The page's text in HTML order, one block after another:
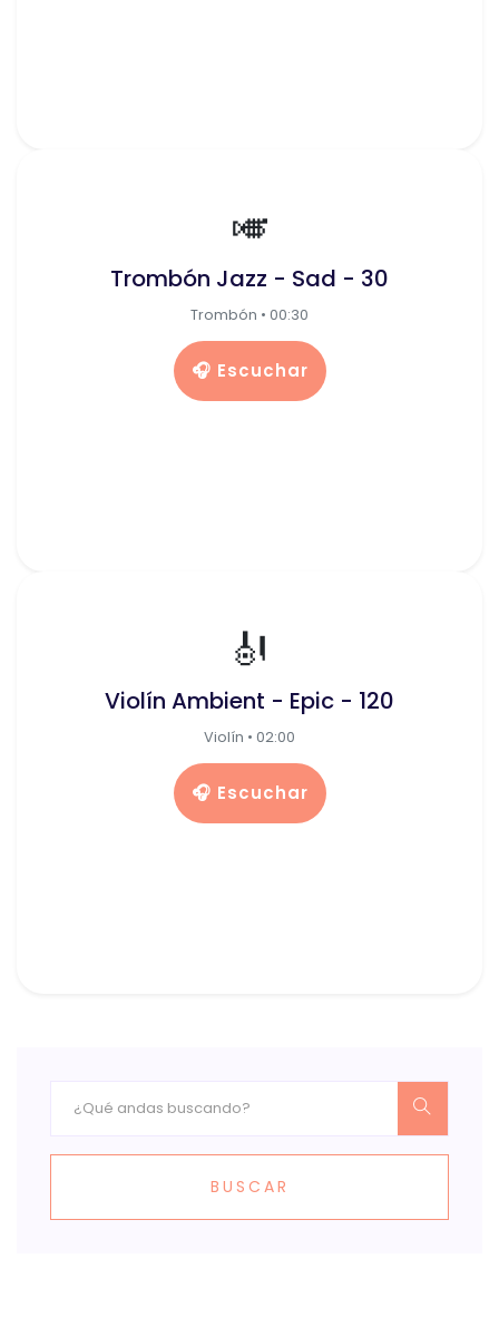
🎺
Trombón Jazz - Sad - 30
Trombón • 00:30
🎧 Escuchar
🎻
Violín Ambient - Epic - 120
Violín • 02:00
🎧 Escuchar
BUSCAR